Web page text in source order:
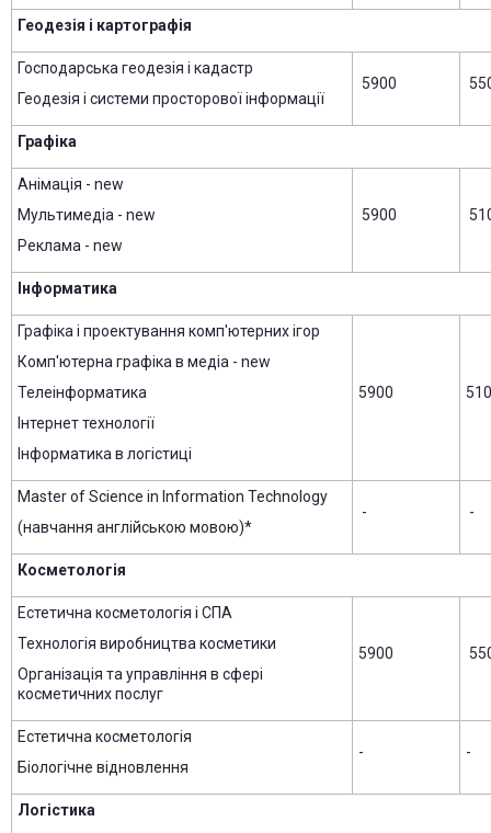
Геодезія і картографія
Господарська геодезія і кадастр
Геодезія і системи просторової інформації
5900
Графіка
Анімація - new
Мультимедіа - new
Реклама - new
5900
Інформатика
Графіка і проектування комп'ютерних ігор
Комп'ютерна графіка в медіа - new
Телеінформатика
Інтернет технології
Інформатика в логістиці
5900
Master of Science in Information Technology
(навчання англійською мовою)*
- -
Косметологія
Естетична косметологія і СПА
Технологія виробництва косметики
Організація та управління в сфері
косметичних послуг
5900
Естетична косметологія
Біологічне відновлення
- -
Логістика